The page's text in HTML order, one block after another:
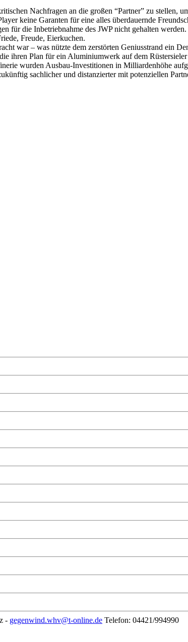
Nachfragen an die großen “Partner” zu stellen,
keine Garanten für eine alles überdauernde
für die Inbetriebnahme des JWP nicht gehalten
Freude, Eierkuchen.
war – was nützte dem zerstörten Geniusstrand ein
ihren Plan für ein Aluminiumwerk auf dem
wurden Ausbau-Investitionen in Milliardenhöhe
sachlicher und distanzierter mit potenziellen
- gegenwind.whv@t-online.de Telefon: 04421/994990